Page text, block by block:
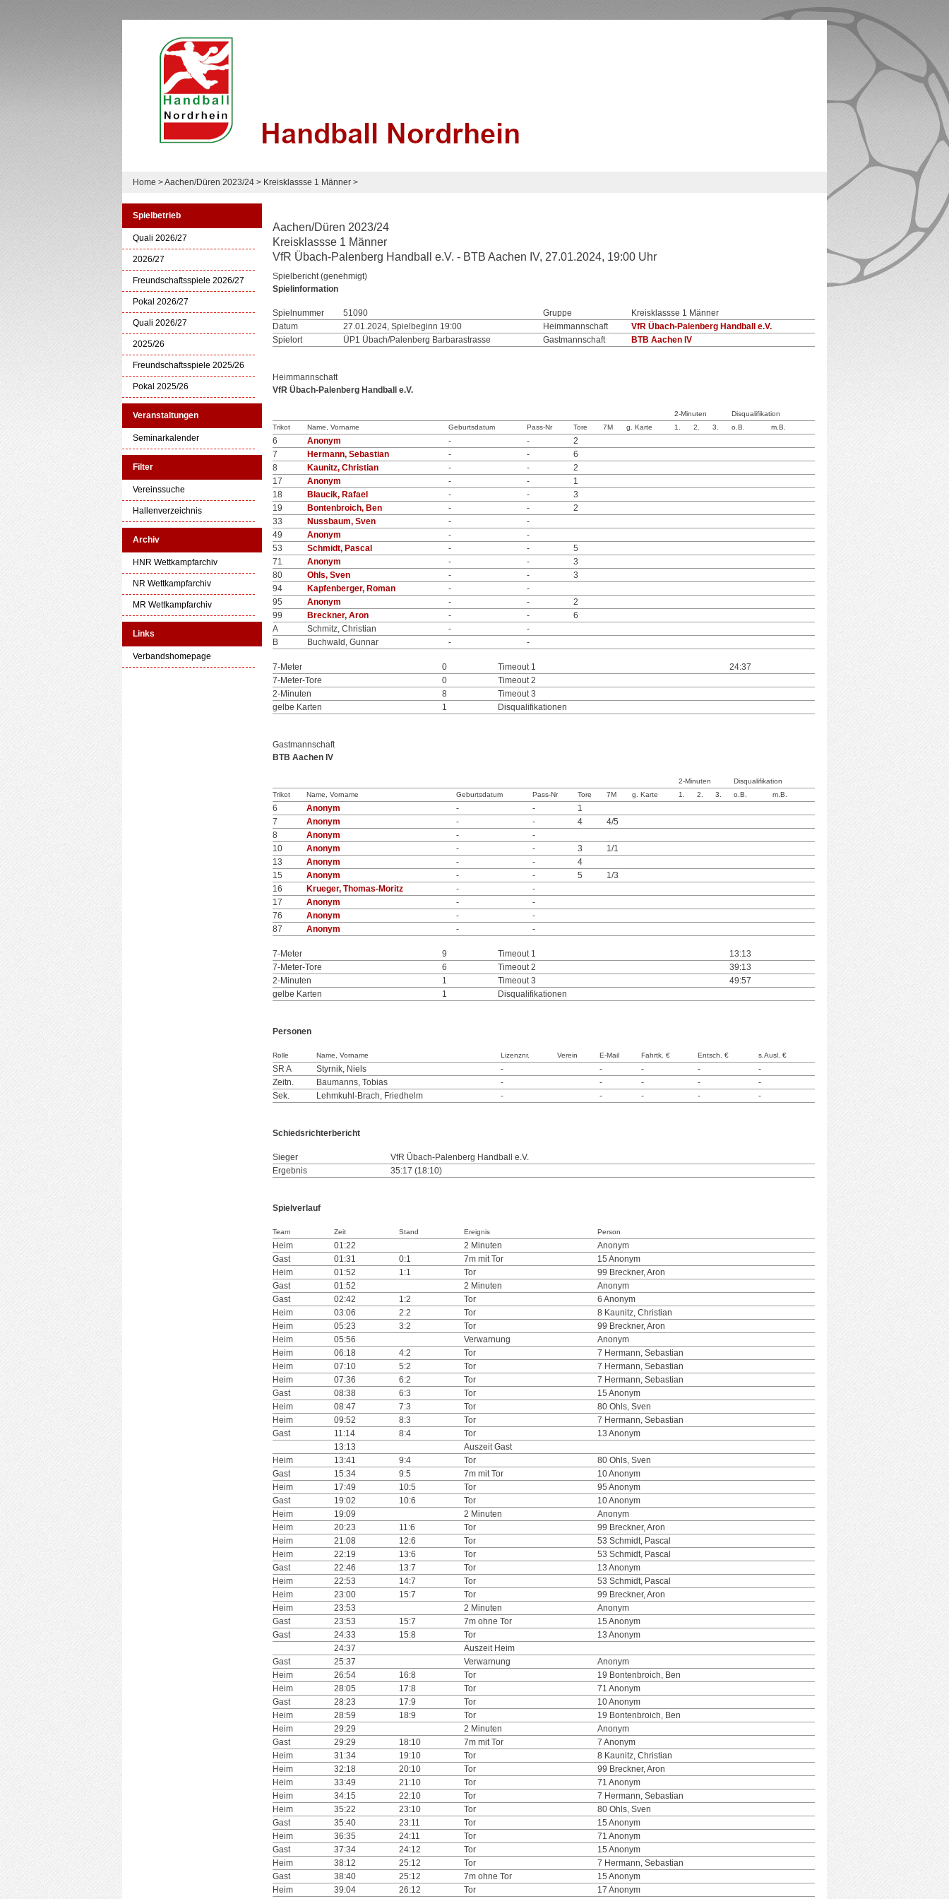
Home >Aachen/Düren 2023/24 > Kreisklassse 1 Männer >
Spielbetrieb
Quali 2026/27
2026/27
Freundschaftsspiele 2026/27
Pokal 2026/27
Quali 2026/27
2025/26
Freundschaftsspiele 2025/26
Pokal 2025/26
Veranstaltungen
Seminarkalender
Filter
Vereinssuche
Hallenverzeichnis
Archiv
HNR Wettkampfarchiv
NR Wettkampfarchiv
MR Wettkampfarchiv
Links
Verbandshomepage
Aachen/Düren 2023/24
Kreisklassse 1 Männer
VfR Übach-Palenberg Handball e.V. - BTB Aachen IV, 27.01.2024, 19:00 Uhr
Spielbericht (genehmigt)
Spielinformation
Spielnummer 51090 Gruppe
Kreisklassse 1 Männer
Datum
27.01.2024, Spielbeginn 19:00 Heimmannschaft
VfR Übach-Palenberg Handball e.V.
Spielort
ÜP1 Übach/Palenberg Barbarastrasse Gastmannschaft BTB Aachen IV
Heimmannschaft
VfR Übach-Palenberg Handball e.V.
2-Minuten
Disqualifikation
Trikot
Name, Vorname Geburtsdatum Pass-Nr Tore 7M g. Karte 1. 2. 3. o.B. m.B.
6 Anonym - -
2
7
Hermann, Sebastian - -
6
8
Kaunitz, Christian - -
2
17
Anonym - -
1
18
Blaucik, Rafael - -
3
19
Bontenbroich, Ben - -
2
33
Nussbaum, Sven -
-
49
Anonym -
-
53
Schmidt, Pascal - -
5
71
Anonym - -
3
80
Ohls, Sven - -
3
94
Kapfenberger, Roman -
-
95
Anonym - -
2
99
Breckner, Aron - -
6
A
Schmitz, Christian -
-
B
Buchwald, Gunnar - -
7-Meter 0 Timeout 1
24:37
7-Meter-Tore
0
Timeout 2
2-Minuten
8
Timeout 3
gelbe Karten
1 Disqualifikationen
Gastmannschaft
BTB Aachen IV
2-Minuten
Disqualifikation
Trikot
Name, Vorname Geburtsdatum Pass-Nr Tore 7M g. Karte 1. 2. 3. o.B. m.B.
6 Anonym - -
1
7
Anonym - - 4
4/5
8
Anonym -
-
10
Anonym - - 3
1/1
13
Anonym - -
4
15
Anonym - - 5
1/3
16
Krueger, Thomas-Moritz -
-
17
Anonym -
-
76
Anonym -
-
87
Anonym - -
7-Meter 9 Timeout 1
13:13
7-Meter-Tore
6 Timeout 2
39:13
2-Minuten
1 Timeout 3
49:57
gelbe Karten
1 Disqualifikationen
Personen
Rolle Name, Vorname Lizenznr. Verein E-Mail Fahrtk. € Entsch. € s.Ausl. €
SR A Styrnik, Niels - - - -
-
Zeitn.
Baumanns, Tobias - - - -
-
Sek.
Lehmkuhl-Brach, Friedhelm - - - - -
Schiedsrichterbericht
Sieger
VfR Übach-Palenberg Handball e.V.
Ergebnis
35:17 (18:10)
Spielverlauf
Team Zeit Stand Ereignis Person
Heim 01:22 2 Minuten
Anonym
Gast
01:31 0:1 7m mit Tor
15 Anonym
Heim
01:52 1:1 Tor
99 Breckner, Aron
Gast
01:52 2 Minuten
Anonym
Gast
02:42 1:2 Tor
6 Anonym
Heim
03:06 2:2 Tor
8 Kaunitz, Christian
Heim
05:23 3:2 Tor
99 Breckner, Aron
Heim
05:56 Verwarnung
Anonym
Heim
06:18 4:2 Tor
7 Hermann, Sebastian
Heim
07:10 5:2 Tor
7 Hermann, Sebastian
Heim
07:36 6:2 Tor
7 Hermann, Sebastian
Gast
08:38 6:3 Tor
15 Anonym
Heim
08:47 7:3 Tor
80 Ohls, Sven
Heim
09:52 8:3 Tor
7 Hermann, Sebastian
Gast
11:14 8:4 Tor
13 Anonym
13:13
Auszeit Gast
Heim
13:41 9:4 Tor
80 Ohls, Sven
Gast
15:34 9:5 7m mit Tor
10 Anonym
Heim
17:49 10:5 Tor
95 Anonym
Gast
19:02 10:6 Tor
10 Anonym
Heim
19:09 2 Minuten
Anonym
Heim
20:23 11:6 Tor
99 Breckner, Aron
Heim
21:08 12:6 Tor
53 Schmidt, Pascal
Heim
22:19 13:6 Tor
53 Schmidt, Pascal
Gast
22:46 13:7 Tor
13 Anonym
Heim
22:53 14:7 Tor
53 Schmidt, Pascal
Heim
23:00 15:7 Tor
99 Breckner, Aron
Heim
23:53 2 Minuten
Anonym
Gast
23:53 15:7 7m ohne Tor
15 Anonym
Gast
24:33 15:8 Tor
13 Anonym
24:37
Auszeit Heim
Gast
25:37 Verwarnung
Anonym
Heim
26:54 16:8 Tor
19 Bontenbroich, Ben
Heim
28:05 17:8 Tor
71 Anonym
Gast
28:23 17:9 Tor
10 Anonym
Heim
28:59 18:9 Tor
19 Bontenbroich, Ben
Heim
29:29 2 Minuten
Anonym
Gast
29:29 18:10 7m mit Tor
7 Anonym
Heim
31:34 19:10 Tor
8 Kaunitz, Christian
Heim
32:18 20:10 Tor
99 Breckner, Aron
Heim
33:49 21:10 Tor
71 Anonym
Heim
34:15 22:10 Tor
7 Hermann, Sebastian
Heim
35:22 23:10 Tor
80 Ohls, Sven
Gast
35:40 23:11 Tor
15 Anonym
Heim
36:35 24:11 Tor
71 Anonym
Gast
37:34 24:12 Tor
15 Anonym
Heim
38:12 25:12 Tor
7 Hermann, Sebastian
Gast
38:40 25:12 7m ohne Tor
15 Anonym
Heim
39:04 26:12 Tor
17 Anonym